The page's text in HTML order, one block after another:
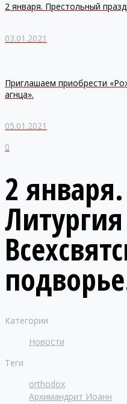
2 января. Престольный
03.01.2021
Приглашаем приобрести
агнца».
05.01.2021
0
2 января.
Категории
Новости
Теги
orthodox
Архимандрит Иоанн